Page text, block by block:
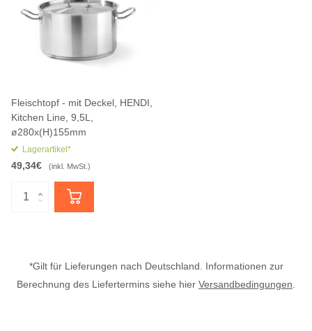
Fleischtopf - mit Deckel, HENDI,
Kitchen Line, 9,5L,
ø280x(H)155mm
Lagerartikel*
49,34€ (inkl. MwSt.)
*Gilt für Lieferungen nach Deutschland. Informationen zur
Berechnung des Liefertermins siehe hier Versandbedingungen.